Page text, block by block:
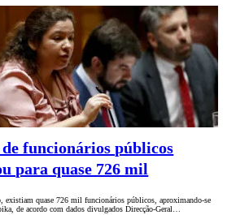
funcionários públicos
para quase 726 mil
existiam quase 726 mil funcionários públicos, aproximando-se
de acordo com dados divulgados Direcção-Geral…